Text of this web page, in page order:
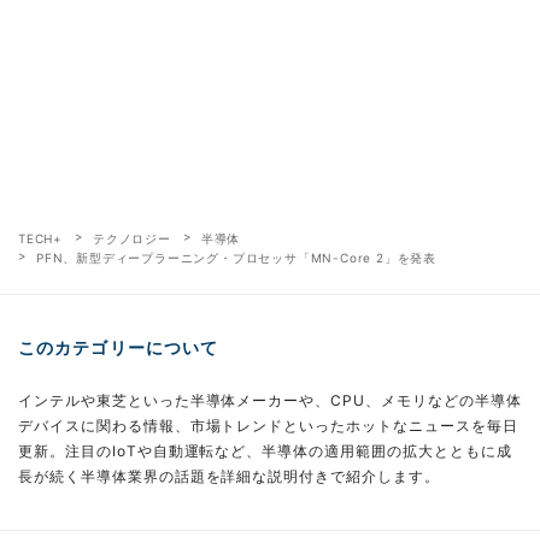
TECH+ テクノロジー
半導体
PFN、新型ディープラーニング・プロセッサ「MN-Core 2」を発表
このカテゴリーについて
インテルや東芝といった半導体メーカーや、CPU、メモリなどの半導体
デバイスに関わる情報、市場トレンドといったホットなニュースを毎日
更新。注目のIoTや自動運転など、半導体の適用範囲の拡大とともに成
長が続く半導体業界の話題を詳細な説明付きで紹介します。